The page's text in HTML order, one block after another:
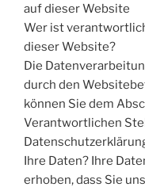
auf dieser Website
Wer ist
dieser Website?
Die
durch den
können Sie dem
Verantwortlichen
Ihre Daten? Ihre
erhoben, dass Sie